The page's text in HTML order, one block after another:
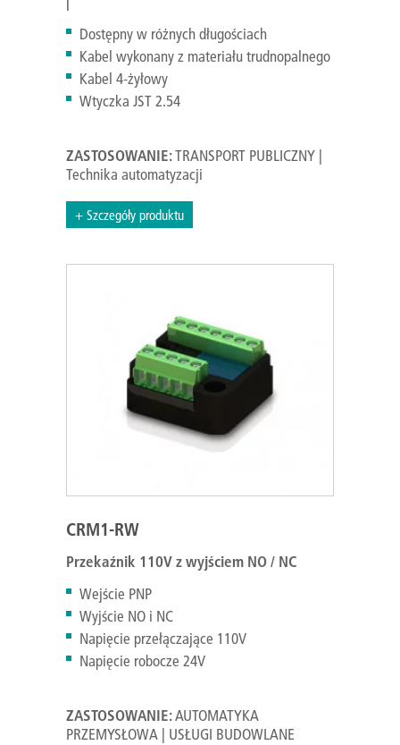
Dostępny w różnych długościach
Kabel wykonany z materiału trudnopalnego
Kabel 4-żyłowy
Wtyczka JST 2.54
ZASTOSOWANIE:TRANSPORT PUBLICZNY |
Technika automatyzacji
+ Szczegóły produktu
CRM1-RW
Przekaźnik 110V z wyjściem NO / NC
Wejście PNP
Wyjście NO i NC
Napięcie przełączające 110V
Napięcie robocze 24V
ZASTOSOWANIE:AUTOMATYKA
PRZEMYSŁOWA | USŁUGI BUDOWLANE